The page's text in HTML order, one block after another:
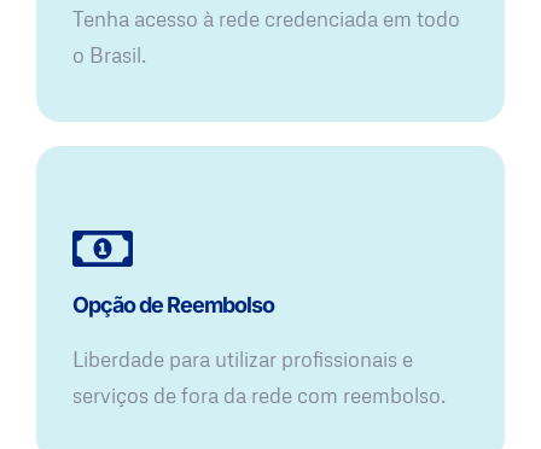
Tenha acesso à rede credenciada em todo
o Brasil.
Opção de Reembolso
Liberdade para utilizar profissionais e
serviços de fora da rede com reembolso.